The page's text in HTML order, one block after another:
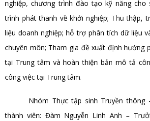
nghiệp, chương trình đào tạo kỹ năng cho
trình phát thanh về khởi nghiệp; Thu thập,
liệu doanh nghiệp; hỗ trợ phân tích dữ liệu
chuyên môn; Tham gia đề xuất định hướng
tại Trung tâm và hoàn thiện bản mô tả
công việc tại Trung tâm.
Nhóm Thực tập sinh Truyền
thành viên: Đàm Nguyễn Linh Anh –